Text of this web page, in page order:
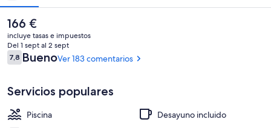
Habitación Deluxe | Terraza o patio
El
precio
actual
es
de
166 €
incluye tasas e impuestos
Del 1 sept al 2 sept
Comentarios
7,87,8 de 10
BuenoVer 183 comentarios
Servicios populares
Piscina
Desayuno incluido